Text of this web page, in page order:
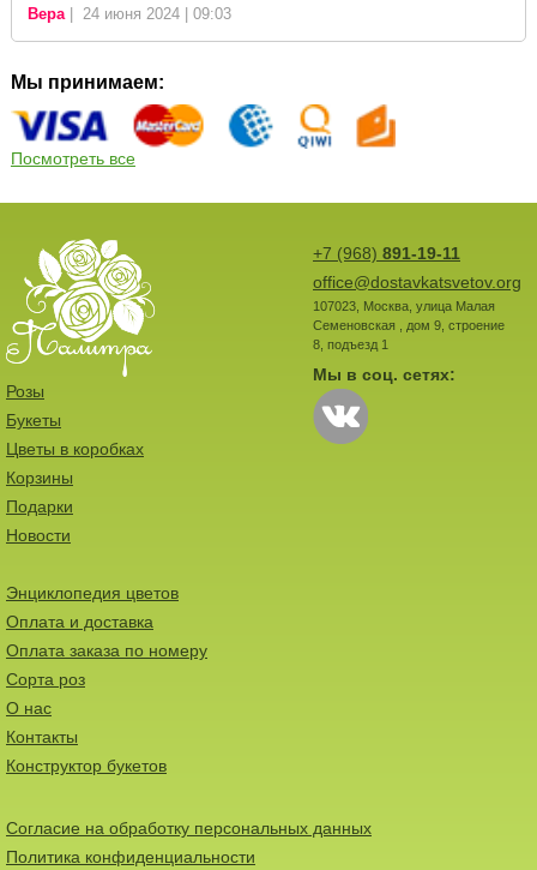
Вера| 24 июня 2024 | 09:03
Мы принимаем:
Посмотреть все
+7 (968) 891-19-11
office@dostavkatsvetov.org
107023, Москва, улица Малая
Семеновская , дом 9, строение
8, подъезд 1
Мы в соц. сетях:
Розы
Букеты
Цветы в коробках
Корзины
Подарки
Новости
Энциклопедия цветов
Оплата и доставка
Оплата заказа по номеру
Сорта роз
О нас
Контакты
Конструктор букетов
Согласие на обработку персональных данных
Политика конфиденциальности